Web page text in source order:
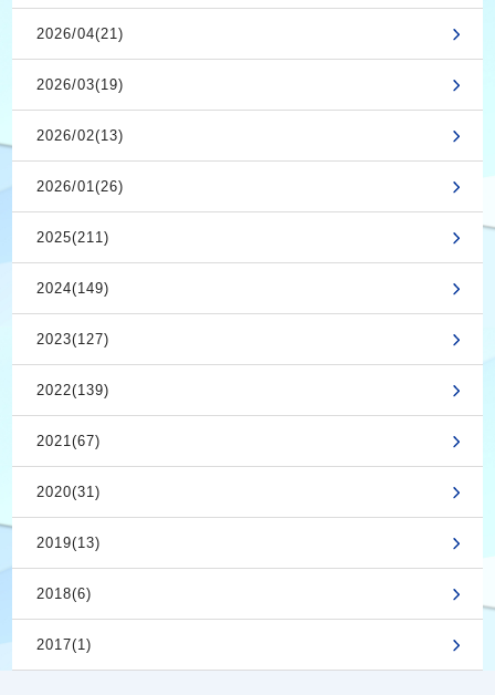
2026/04(21)
2026/03(19)
2026/02(13)
2026/01(26)
2025(211)
2024(149)
2023(127)
2022(139)
2021(67)
2020(31)
2019(13)
2018(6)
2017(1)